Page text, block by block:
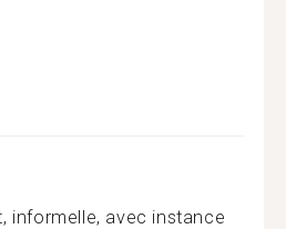
informelle, avec instance